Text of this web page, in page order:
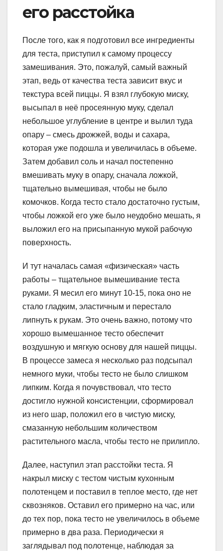
его расстойка
После того, как я подготовил все ингредиенты
для теста, приступил к самому процессу
замешивания. Это, пожалуй, самый важный
этап, ведь от качества теста зависит вкус и
текстура всей пиццы. Я взял глубокую миску,
высыпал в неё просеянную муку, сделал
небольшое углубление в центре и вылил туда
опару – смесь дрожжей, воды и сахара,
которая уже подошла и увеличилась в объеме.
Затем добавил соль и начал постепенно
вмешивать муку в опару, сначала ложкой,
тщательно вымешивая, чтобы не было
комочков. Когда тесто стало достаточно густым,
чтобы ложкой его уже было неудобно мешать, я
выложил его на присыпанную мукой рабочую
поверхность.
И тут началась самая «физическая» часть
работы – тщательное вымешивание теста
руками. Я месил его минут 10-15, пока оно не
стало гладким, эластичным и перестало
липнуть к рукам. Это очень важно, потому что
хорошо вымешанное тесто обеспечит
воздушную и мягкую основу для нашей пиццы.
В процессе замеса я несколько раз подсыпал
немного муки, чтобы тесто не было слишком
липким. Когда я почувствовал, что тесто
достигло нужной консистенции, сформировал
из него шар, положил его в чистую миску,
смазанную небольшим количеством
растительного масла, чтобы тесто не прилипло.
Далее, наступил этап расстойки теста. Я
накрыл миску с тестом чистым кухонным
полотенцем и поставил в теплое место, где нет
сквозняков. Оставил его примерно на час, или
до тех пор, пока тесто не увеличилось в объеме
примерно в два раза. Периодически я
заглядывал под полотенце, наблюдая за